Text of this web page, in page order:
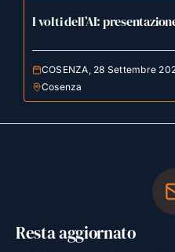
I volti dell’AI:
COSENZA, 28 Settembre
Cosenza
Resta aggiornato